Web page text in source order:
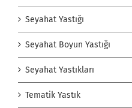
Seyahat Yastığı
Seyahat Boyun Yastığı
Seyahat Yastıkları
Tematik Yastık